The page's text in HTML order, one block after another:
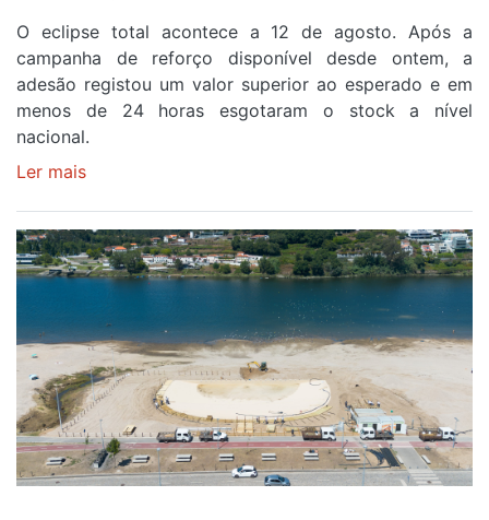
O eclipse total acontece a 12 de agosto. Após a
campanha de reforço disponível desde ontem, a
adesão registou um valor superior ao esperado e em
menos de 24 horas esgotaram o stock a nível
nacional.
Ler mais
para
observar
eclipse
solar
esgotam
em
menos
de
24